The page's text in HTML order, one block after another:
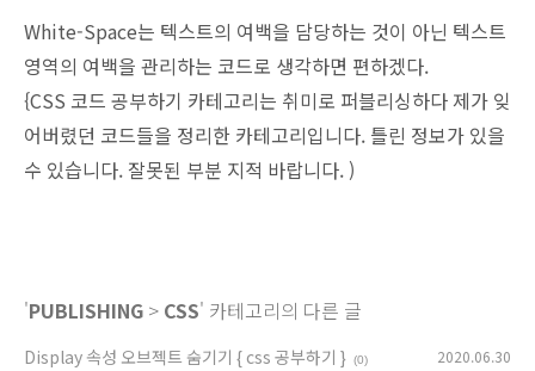
White-Space는 텍스트의 여백을 담당하는 것이 아닌 텍스트
영역의 여백을 관리하는 코드로 생각하면 편하겠다.
{CSS 코드 공부하기 카테고리는 취미로 퍼블리싱하다 제가 잊
어버렸던 코드들을 정리한 카테고리입니다. 틀린 정보가 있을
수 있습니다. 잘못된 부분 지적 바랍니다. )
'PUBLISHING > CSS' 카테고리의 다른 글
Display 속성 오브젝트 숨기기 { css 공부하기 } (0) 2020.06.30